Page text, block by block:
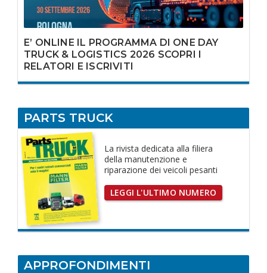
E’ ONLINE IL PROGRAMMA DI ONE DAY
TRUCK & LOGISTICS 2026 SCOPRI I
RELATORI E ISCRIVITI
PARTS TRUCK
La rivista dedicata alla filiera
della manutenzione e
riparazione dei veicoli pesanti
LEGGI L'ULTIMO NUMERO
APPROFONDIMENTI